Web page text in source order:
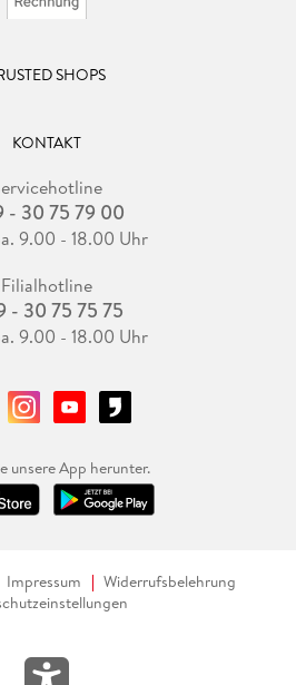
SHOPS
KONTAKT
- 30 75 79 00
9.00 - 18.00 Uhr
Filialhotline
- 30 75 75 75
9.00 - 18.00 Uhr
unsere App herunter.
Impressum
Widerrufsbelehrung